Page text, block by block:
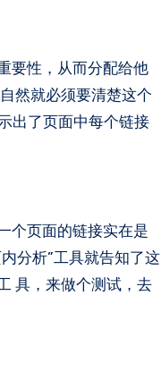
要性，从而分配给他
然就必须要清楚这个
出了页面中每个链接
个页面的链接实在是
分析”工具就告知了这
具，来做个测试，去